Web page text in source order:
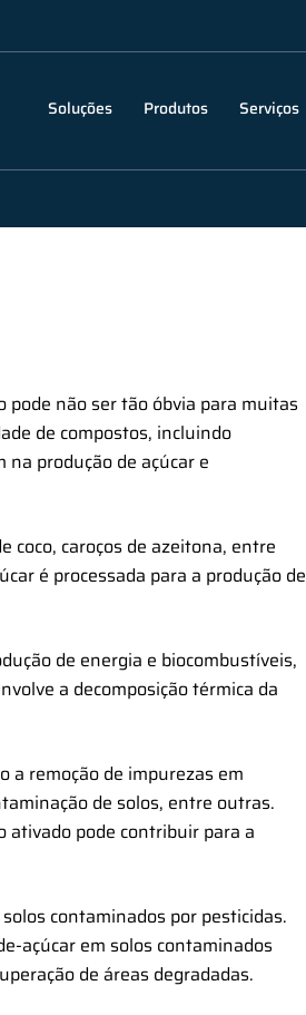
Soluções Produtos Serviços
pode não ser tão óbvia para muitas
de compostos, incluindo
produção de açúcar e
coco, caroços de azeitona, entre
é processada para a produção de
de energia e biocombustíveis,
a decomposição térmica da
a remoção de impurezas em
de solos, entre outras.
ativado pode contribuir para a
contaminados por pesticidas.
açúcar em solos contaminados
de áreas degradadas.